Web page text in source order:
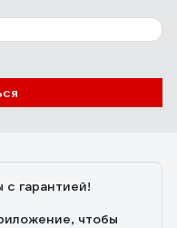
с гарантией!
чтобы